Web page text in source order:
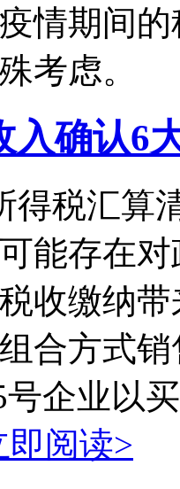
情期间
殊考虑
入确认6
税汇算
能存在
税收缴
组合方
号企业以
即阅读>